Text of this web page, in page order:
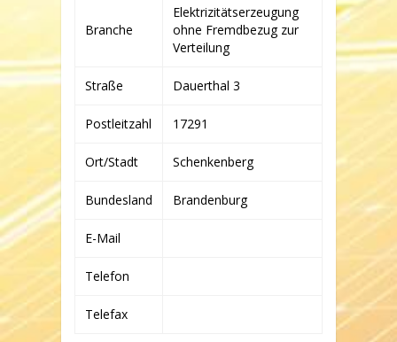
FLUGHAFEN
BER
GMBH
&
KG
Branche
Elektrizitätserzeugung
ohne Fremdbezug zur
Verteilung
Straße Dauerthal 3
Postleitzahl 17291
Ort/Stadt Schenkenberg
Bundesland Brandenburg
E-Mail
Telefon
Telefax